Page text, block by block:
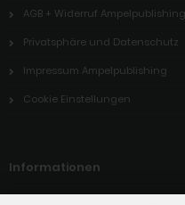
AGB + Widerruf Ampelpublishing
Privatsphäre und Datenschutz
Impressum Ampelpublishing
Cookie Einstellungen
Informationen